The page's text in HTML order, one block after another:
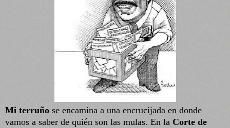
Mi terruño se encamina a una encrucijada en donde
vamos a saber de quién son las mulas. En la Corte de